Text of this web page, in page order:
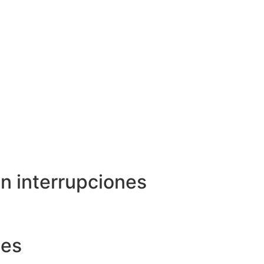
interrupciones